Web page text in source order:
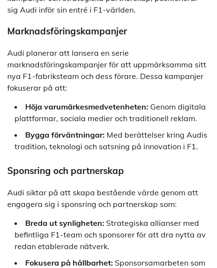
sig Audi inför sin entré i F1-världen.
Marknadsföringskampanjer
Audi planerar att lansera en serie
marknadsföringskampanjer för att uppmärksamma sitt
nya F1-fabriksteam och dess förare. Dessa kampanjer
fokuserar på att:
Höja varumärkesmedvetenheten: Genom digitala
plattformar, sociala medier och traditionell reklam.
Bygga förväntningar: Med berättelser kring Audis
tradition, teknologi och satsning på innovation i F1.
Sponsring och partnerskap
Audi siktar på att skapa bestående värde genom att
engagera sig i sponsring och partnerskap som:
Breda ut synligheten: Strategiska allianser med
befintliga F1-team och sponsorer för att dra nytta av
redan etablerade nätverk.
Fokusera på hållbarhet: Sponsorsamarbeten som